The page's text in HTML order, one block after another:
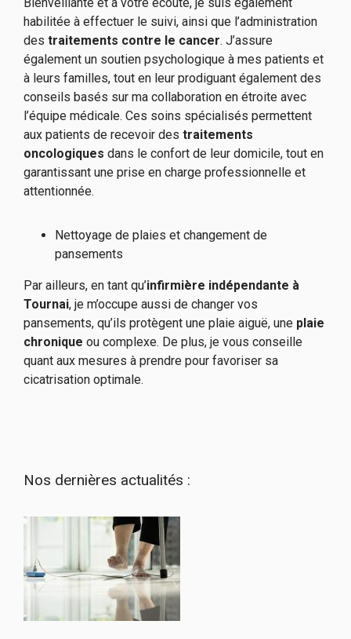
Bienveillante et à votre écoute, je suis également
habilitée à effectuer le suivi, ainsi que l’administration
des traitements contre le cancer. J’assure
également un soutien psychologique à mes patients et
à leurs familles, tout en leur prodiguant également des
conseils basés sur ma collaboration en étroite avec
l’équipe médicale. Ces soins spécialisés permettent
aux patients de recevoir des traitements
oncologiques dans le confort de leur domicile, tout en
garantissant une prise en charge professionnelle et
attentionnée.
Nettoyage de plaies et changement de
pansements
Par ailleurs, en tant qu’infirmière indépendante à
Tournai, je m’occupe aussi de changer vos
pansements, qu’ils protègent une plaie aiguë, une plaie
chronique ou complexe. De plus, je vous conseille
quant aux mesures à prendre pour favoriser sa
cicatrisation optimale.
Nos dernières actualités :